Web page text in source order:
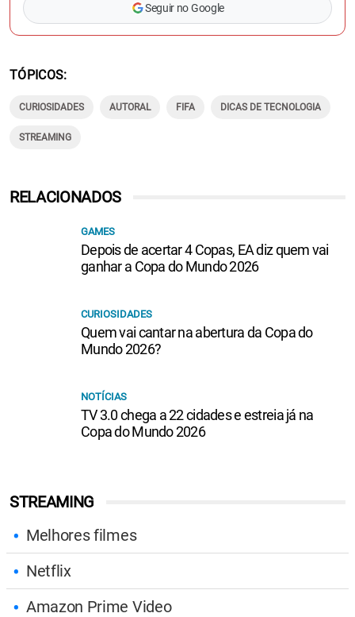
Seguir no Google
TÓPICOS
CURIOSIDADES AUTORAL FIFA DICAS DE TECNOLOGIA
STREAMING
STREAMING
Melhores filmes
Netflix
Amazon Prime Video
RELACIONADOS
GAMES
Depois de acertar 4 Copas, EA diz quem vai
ganhar a Copa do Mundo 2026
CURIOSIDADES
Quem vai cantar na abertura da Copa do
Mundo 2026?
NOTÍCIAS
TV 3.0 chega a 22 cidades e estreia já na
Copa do Mundo 2026